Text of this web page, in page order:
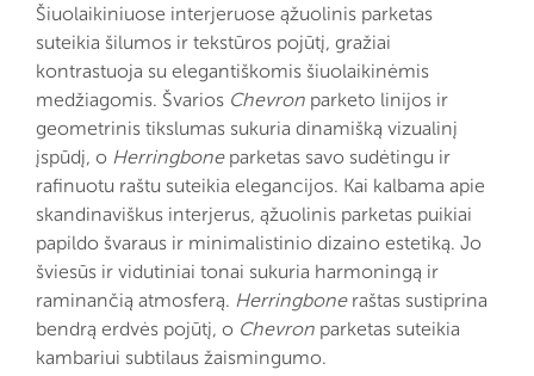
Šiuolaikiniuose interjeruose ąžuolinis parketas
suteikia šilumos ir tekstūros pojūtį, gražiai
kontrastuoja su elegantiškomis šiuolaikinėmis
medžiagomis. Švarios Chevron parketo linijos ir
geometrinis tikslumas sukuria dinamišką vizualinį
įspūdį, o Herringboneparketas savo sudėtingu ir
rafinuotu raštu suteikia elegancijos. Kai kalbama apie
skandinaviškus interjerus, ąžuolinis parketas puikiai
papildo švaraus ir minimalistinio dizaino estetiką. Jo
šviesūs ir vidutiniai tonai sukuria harmoningą ir
raminančią atmosferą. Herringboneraštas sustiprina
bendrą erdvės pojūtį, o Chevron parketas suteikia
kambariui subtilaus žaismingumo.